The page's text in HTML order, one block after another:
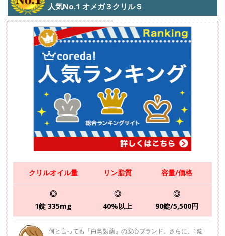
人気No.1 オメガ３クリルＳ
クリルオイル量 リン脂質 容量/価格
◎
1錠 335mg
◎
40%以上
◎
90錠/5,500円
何と言っても「白鳥製薬」の安心ブランド。さらに、1錠